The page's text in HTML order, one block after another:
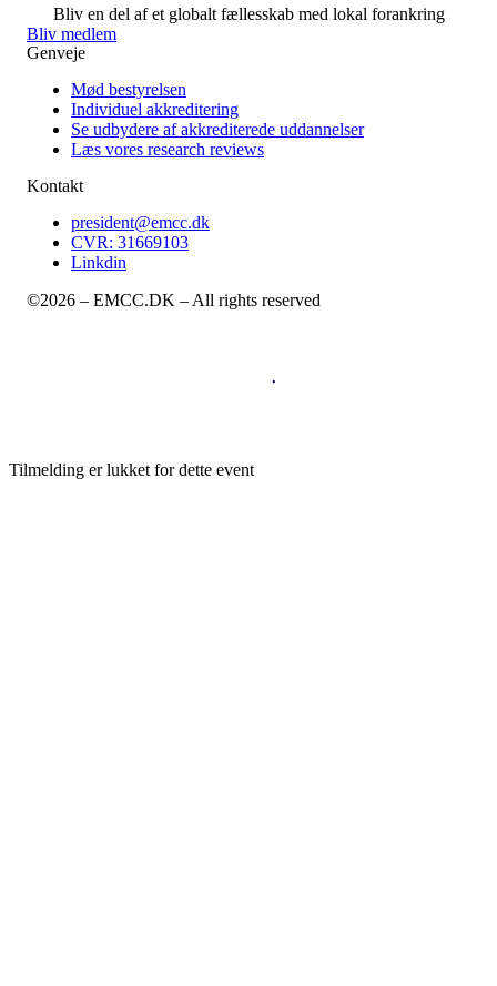
Bliv en del af et globalt fællesskab med lokal forankring
Bliv medlem
Genveje
Mød bestyrelsen
Individuel akkreditering
Se udbydere af akkrediterede uddannelser
Læs vores research reviews
Kontakt
president@emcc.dk
CVR: 31669103
Linkdin
©2026 – EMCC.DK – All rights reserved
Tilmelding er lukket for dette event